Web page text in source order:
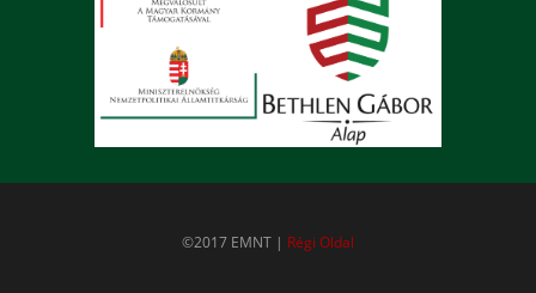
©2017 EMNT | Régi Oldal